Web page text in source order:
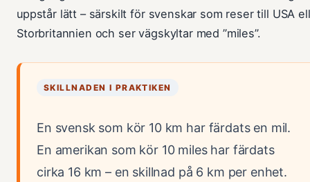
uppstår lätt – särskilt för svenskar som reser till USA
Storbritannien och ser vägskyltar med ”miles”.
SKILLNADEN I PRAKTIKEN
En svensk som kör 10 km har färdats en mil.
En amerikan som kör 10 miles har färdats
cirka 16 km – en skillnad på 6 km per enhet.